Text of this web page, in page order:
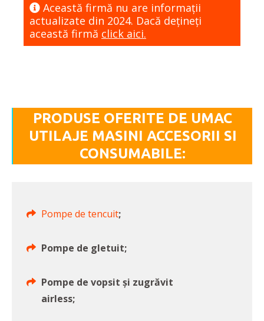
Această firmă nu are informaţii
actualizate din 2024. Dacă dețineți
această firmă click aici.
PRODUSE OFERITE DE UMAC
UTILAJE MASINI ACCESORII SI
CONSUMABILE:
Pompe de tencuit;
Pompe de gletuit;
Pompe de vopsit și zugrăvit
airless;